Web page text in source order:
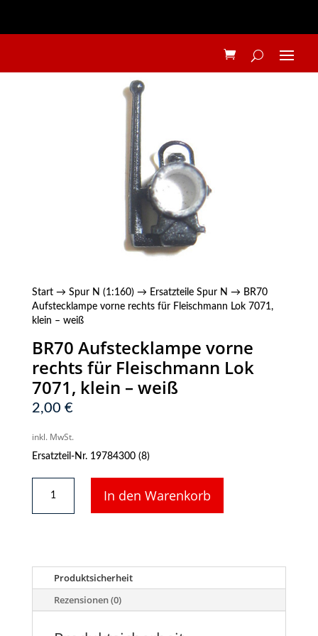
Start→ Spur N (1:160)→ Ersatzteile Spur N → BR70
Aufstecklampe vorne rechts für Fleischmann Lok 7071,
klein – weiß
BR70 Aufstecklampe vorne
rechts für Fleischmann Lok
7071, klein – weiß
2,00 €
inkl. MwSt.
Ersatzteil-Nr. 19784300 (8)
Aufstecklampe
vorne
Lok
7071,
klein
-
In den Warenkorb
Produktsicherheit
Rezensionen (0)